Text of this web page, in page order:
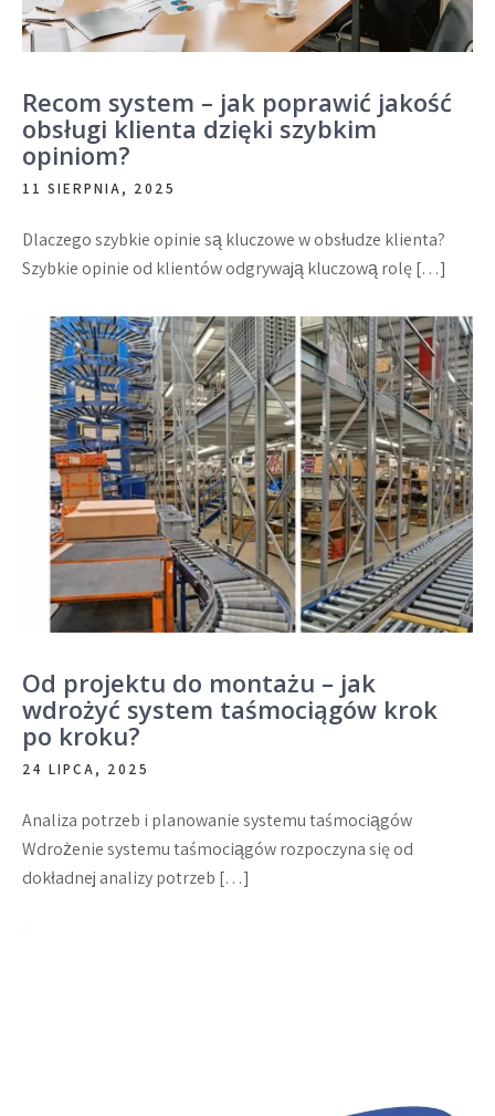
Recom system – jak poprawić jakość
obsługi klienta dzięki szybkim
opiniom?
11 SIERPNIA, 2025
Dlaczego szybkie opinie są kluczowe w obsłudze klienta?
Szybkie opinie od klientów odgrywają kluczową rolę […]
Od projektu do montażu – jak
wdrożyć system taśmociągów krok
po kroku?
24 LIPCA, 2025
Analiza potrzeb i planowanie systemu taśmociągów
Wdrożenie systemu taśmociągów rozpoczyna się od
dokładnej analizy potrzeb […]